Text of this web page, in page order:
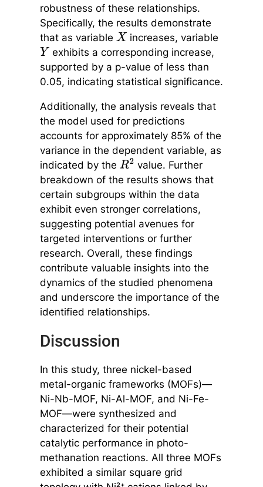
robustness of these relationships.
Specifically, the results demonstrate
that as variable X increases, variable
Y exhibits a corresponding increase,
supported by a p-value of less than
0.05, indicating statistical significance.
Additionally, the analysis reveals that
the model used for predictions
accounts for approximately 85% of the
variance in the dependent variable, as
indicated by the R2 value. Further
breakdown of the results shows that
certain subgroups within the data
exhibit even stronger correlations,
suggesting potential avenues for
targeted interventions or further
research. Overall, these findings
contribute valuable insights into the
dynamics of the studied phenomena
and underscore the importance of the
identified relationships.
Discussion
In this study, three nickel-based
metal-organic frameworks (MOFs)—
Ni-Nb-MOF, Ni-Al-MOF, and Ni-Fe-
MOF—were synthesized and
characterized for their potential
catalytic performance in photo-
methanation reactions. All three MOFs
exhibited a similar square grid